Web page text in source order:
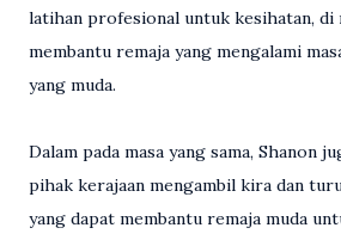
latihan profesional untuk kesihatan, di
membantu remaja yang mengalami
yang muda.
Dalam pada masa yang sama, Shanon
pihak kerajaan mengambil kira dan
yang dapat membantu remaja muda